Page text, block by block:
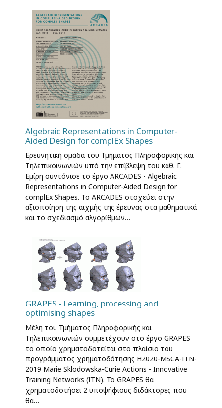
Algebraic Representations in Computer-
Aided Design for complEx Shapes
Ερευνητική ομάδα του Τμήματος Πληροφορικής και
Τηλεπικοινωνιών υπό την επίβλεψη του καθ. Γ.
Εμίρη συντόνισε το έργο ARCADES - Algebraic
Representations in Computer-Aided Design for
complEx Shapes. Το ARCADES στοχεύει στην
αξιοποίηση της αιχμής της έρευνας στα μαθηματικά
και το σχεδιασμό αλγορίθμων…
GRAPES - Learning, processing and
optimising shapes
Μέλη του Τμήματος Πληροφορικής και
Τηλεπικοινωνιών συμμετέχουν στο έργο GRAPES
το οποίο χρηματοδοτείται στο πλαίσιο του
προγράμματος χρηματοδότησης H2020-MSCA-ITN-
2019 Marie Sklodowska-Curie Actions - Innovative
Training Networks (ITN). Το GRAPES θα
χρηματοδοτήσει 2 υποψήφιους διδάκτορες που
θα…